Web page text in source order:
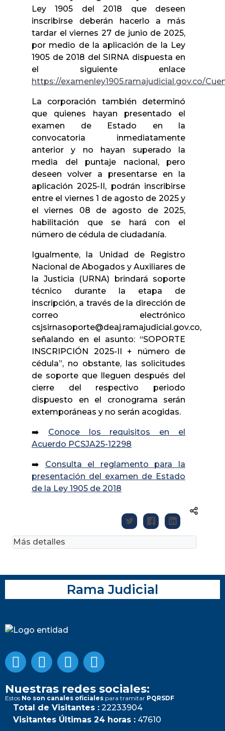
Ley 1905 del 2018 que deseen
inscribirse deberán hacerlo a más
tardar el viernes 27 de junio de 2025,
por medio de la aplicación de la Ley
1905 de 2018 del SIRNA dispuesta en
el siguiente enlace
https://examenley1905.ramajudicial.gov.co/
La corporación también determinó
que quienes hayan presentado el
examen de Estado en la
convocatoria inmediatamente
anterior y no hayan superado la
media del puntaje nacional, pero
deseen volver a presentarse en la
aplicación 2025-II, podrán inscribirse
entre el viernes 1 de agosto de 2025 y
el viernes 08 de agosto de 2025,
habilitación que se hará con el
número de cédula de ciudadanía.
Igualmente, la Unidad de Registro
Nacional de Abogados y Auxiliares de
la Justicia (URNA) brindará soporte
técnico durante la etapa de
inscripción, a través de la dirección de
correo electrónico
csjsirnasoporte@deaj.ramajudicial.gov.co,
señalando en el asunto: “SOPORTE
INSCRIPCIÓN 2025-II + número de
cédula”, no obstante, las solicitudes
de soporte que lleguen después del
cierre del respectivo periodo
dispuesto en el cronograma serán
extemporáneas y no serán acogidas.
➡️
Conoce los requisitos en el
Acuerdo PCSJA25-12298
➡️
Consulta el reglamento para la
presentación del examen de Estado
de la Ley 1905 de 2018
Más detalles
Rama Judicial
Nuestras redes sociales:
Estos No son canales oficiales para tramitar PQRSDF
Total de Visitantes : 22233904
Visitantes Últimas 24 horas : 47610